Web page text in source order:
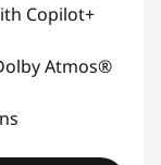
Copilot+
Atmos®